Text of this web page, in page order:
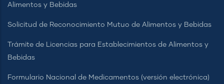
Alimentos y Bebidas
Solicitud de Reconocimiento Mutuo de Alimentos y Bebidas
Trámite de Licencias para Establecimientos de Alimentos y
Bebidas
Formulario Nacional de Medicamentos (versión electrónica)